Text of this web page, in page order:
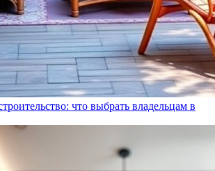
что выбрать владельцам в